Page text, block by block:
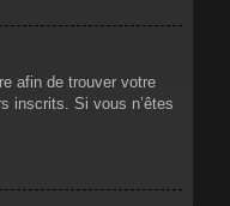
afin de trouver votre
inscrits. Si vous n’êtes